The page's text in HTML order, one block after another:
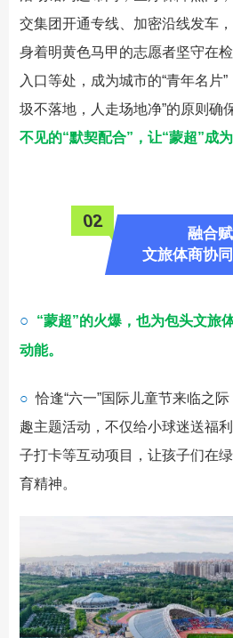
交集团开通专线、加密沿线发车
身着明黄色马甲的志愿者坚守在
入口等处，成为城市的“青年名片
圾不落地，人走场地净”的原则
不见的“默契配合”，让“蒙超”成
02
融合
文旅体商协
○
“蒙超”的火爆，也为包头文旅
动能。
○恰逢“六一”国际儿童节来临之
趣主题活动，不仅给小球迷送福
子打卡等互动项目，让孩子们在
育精神。